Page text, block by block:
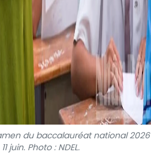
du baccalauréat national 2026
juin. Photo : NDEL.